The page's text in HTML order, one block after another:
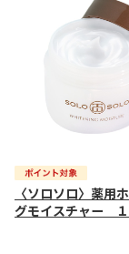
〈ソロソロ〉薬用
グモイスチャー